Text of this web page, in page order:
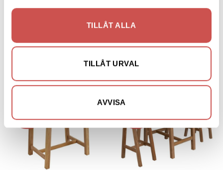
TILLÅT ALLA
TILLÅT URVAL
AVVISA
LÄGG TILL I VARUKORG LÄGG TILL I VARUKORG
till i
till i